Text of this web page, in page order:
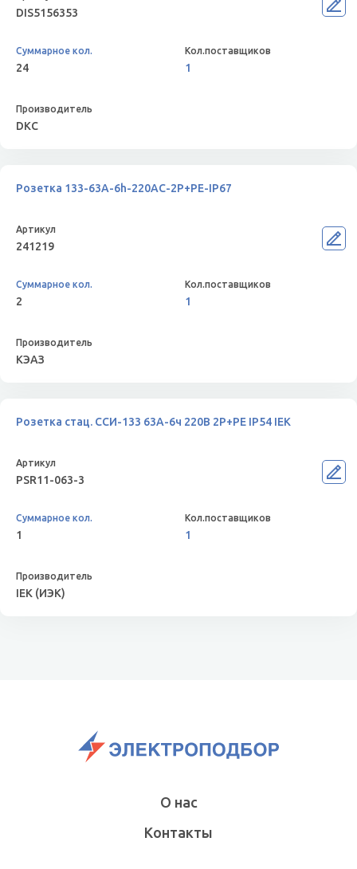
DIS5156353
24 1
DKC
Розетка 133-63А-6h-220AC-2P+PE-IP67
241219
2 1
КЭАЗ
Розетка стац. ССИ-133 63А-6ч 220В 2P+PE IP54 IEK
PSR11-063-3
1 1
IEK (ИЭК)
О нас
Контакты